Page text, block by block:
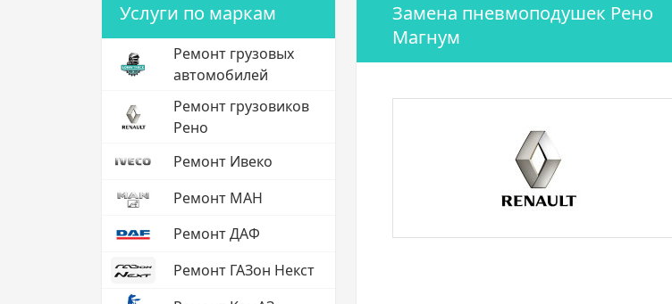
Услуги по маркам
Ремонт грузовых
автомобилей
Ремонт грузовиков
Рено
Ремонт Ивеко
Ремонт МАН
Ремонт ДАФ
Ремонт ГАЗон Некст
Замена пневмоподушек Рено
Магнум